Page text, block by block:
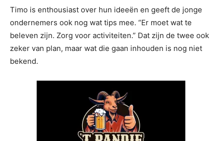
Timo is enthousiast over hun ideeën en geeft de jonge
ondernemers ook nog wat tips mee. “Er moet wat te
beleven zijn. Zorg voor activiteiten.” Dat zijn de twee ook
zeker van plan, maar wat die gaan inhouden is nog niet
bekend.